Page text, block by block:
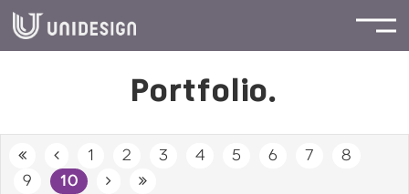
Portfolio.
1 2 3 4 5 6 7
8
9
10